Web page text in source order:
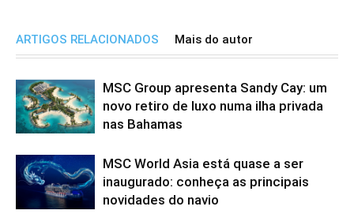
ARTIGOS RELACIONADOS Mais do autor
MSC Group apresenta Sandy Cay: um
novo retiro de luxo numa ilha privada
nas Bahamas
MSC World Asia está quase a ser
inaugurado: conheça as principais
novidades do navio